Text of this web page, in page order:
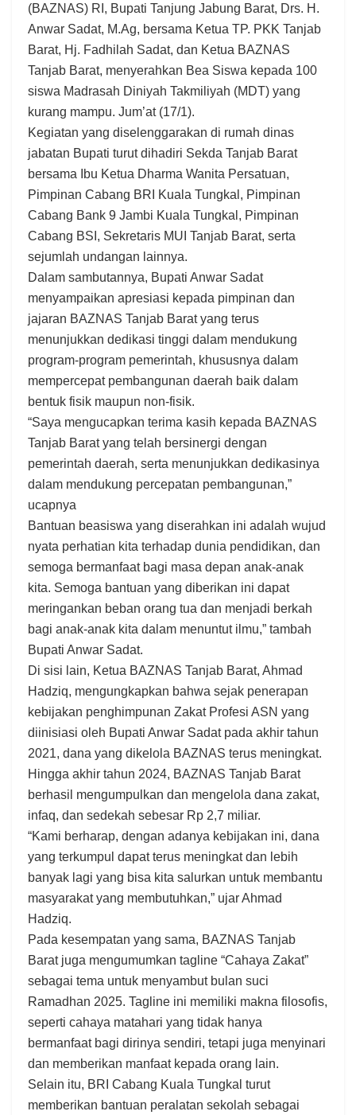
(BAZNAS) RI, Bupati Tanjung Jabung Barat, Drs. H.
Anwar Sadat, M.Ag, bersama Ketua TP. PKK Tanjab
Barat, Hj. Fadhilah Sadat, dan Ketua BAZNAS
Tanjab Barat, menyerahkan Bea Siswa kepada 100
siswa Madrasah Diniyah Takmiliyah (MDT) yang
kurang mampu. Jum’at (17/1).
Kegiatan yang diselenggarakan di rumah dinas
jabatan Bupati turut dihadiri Sekda Tanjab Barat
bersama Ibu Ketua Dharma Wanita Persatuan,
Pimpinan Cabang BRI Kuala Tungkal, Pimpinan
Cabang Bank 9 Jambi Kuala Tungkal, Pimpinan
Cabang BSI, Sekretaris MUI Tanjab Barat, serta
sejumlah undangan lainnya.
Dalam sambutannya, Bupati Anwar Sadat
menyampaikan apresiasi kepada pimpinan dan
jajaran BAZNAS Tanjab Barat yang terus
menunjukkan dedikasi tinggi dalam mendukung
program-program pemerintah, khususnya dalam
mempercepat pembangunan daerah baik dalam
bentuk fisik maupun non-fisik.
“Saya mengucapkan terima kasih kepada BAZNAS
Tanjab Barat yang telah bersinergi dengan
pemerintah daerah, serta menunjukkan dedikasinya
dalam mendukung percepatan pembangunan,”
ucapnya
Bantuan beasiswa yang diserahkan ini adalah wujud
nyata perhatian kita terhadap dunia pendidikan, dan
semoga bermanfaat bagi masa depan anak-anak
kita. Semoga bantuan yang diberikan ini dapat
meringankan beban orang tua dan menjadi berkah
bagi anak-anak kita dalam menuntut ilmu,” tambah
Bupati Anwar Sadat.
Di sisi lain, Ketua BAZNAS Tanjab Barat, Ahmad
Hadziq, mengungkapkan bahwa sejak penerapan
kebijakan penghimpunan Zakat Profesi ASN yang
diinisiasi oleh Bupati Anwar Sadat pada akhir tahun
2021, dana yang dikelola BAZNAS terus meningkat.
Hingga akhir tahun 2024, BAZNAS Tanjab Barat
berhasil mengumpulkan dan mengelola dana zakat,
infaq, dan sedekah sebesar Rp 2,7 miliar.
“Kami berharap, dengan adanya kebijakan ini, dana
yang terkumpul dapat terus meningkat dan lebih
banyak lagi yang bisa kita salurkan untuk membantu
masyarakat yang membutuhkan,” ujar Ahmad
Hadziq.
Pada kesempatan yang sama, BAZNAS Tanjab
Barat juga mengumumkan tagline “Cahaya Zakat”
sebagai tema untuk menyambut bulan suci
Ramadhan 2025. Tagline ini memiliki makna filosofis,
seperti cahaya matahari yang tidak hanya
bermanfaat bagi dirinya sendiri, tetapi juga menyinari
dan memberikan manfaat kepada orang lain.
Selain itu, BRI Cabang Kuala Tungkal turut
memberikan bantuan peralatan sekolah sebagai